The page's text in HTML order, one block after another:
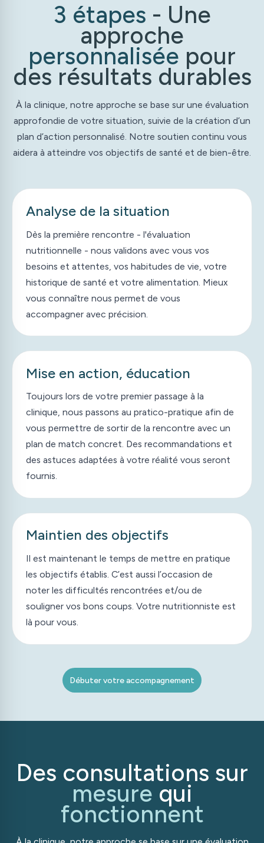
3 étapes - Une
approche
personnalisée pour
des résultats durables
À la clinique, notre approche se base sur une évaluation
approfondie de votre situation, suivie de la création d’un
plan d’action personnalisé. Notre soutien continu vous
aidera à atteindre vos objectifs de santé et de bien-être.
1
Analyse de la situation
Dès la première rencontre - l'évaluation
nutritionnelle - nous validons avec vous vos
besoins et attentes, vos habitudes de vie, votre
historique de santé et votre alimentation. Mieux
vous connaître nous permet de vous
accompagner avec précision.
2
Mise en action, éducation
Toujours lors de votre premier passage à la
clinique, nous passons au pratico-pratique afin de
vous permettre de sortir de la rencontre avec un
plan de match concret. Des recommandations et
des astuces adaptées à votre réalité vous seront
fournis.
3
Maintien des objectifs
Il est maintenant le temps de mettre en pratique
les objectifs établis. C’est aussi l’occasion de
noter les difficultés rencontrées et/ou de
souligner vos bons coups. Votre nutritionniste est
là pour vous.
Débuter votre accompagnement
Des consultations sur
mesure qui
fonctionnent